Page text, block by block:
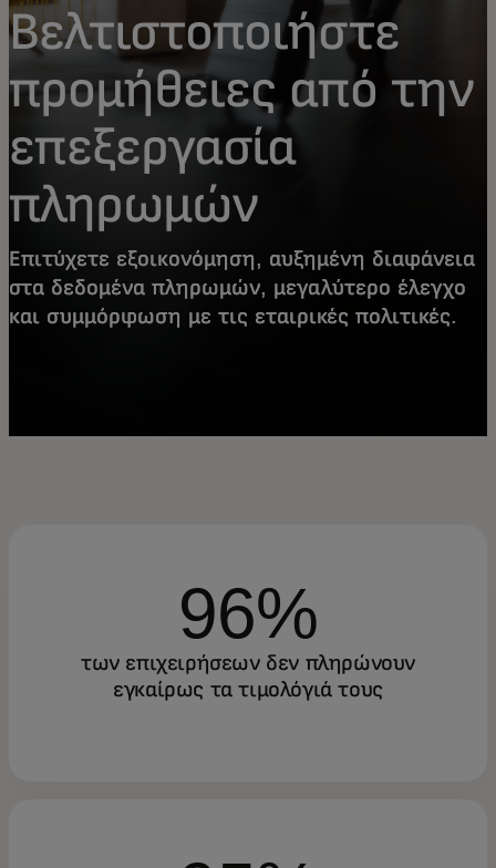
Βελτιστοποιήστε
προμήθειες από την
επεξεργασία
πληρωμών
Επιτύχετε εξοικονόμηση, αυξημένη διαφάνεια
στα δεδομένα πληρωμών, μεγαλύτερο έλεγχο
και συμμόρφωση με τις εταιρικές πολιτικές.
96%
των επιχειρήσεων δεν πληρώνουν
εγκαίρως τα τιμολόγιά τους